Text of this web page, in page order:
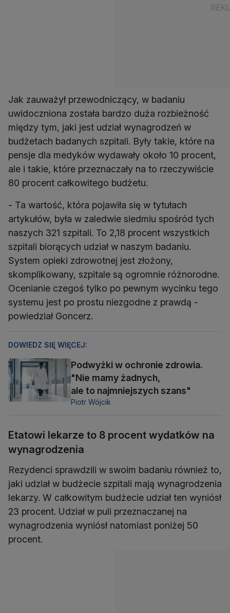
Jak zauważył przewodniczący, w badaniu
uwidoczniona została bardzo duża rozbieżność
między tym, jaki jest udział wynagrodzeń w
budżetach badanych szpitali. Były takie, które na
pensje dla medyków wydawały około 10 procent,
ale i takie, które przeznaczały na to rzeczywiście
80 procent całkowitego budżetu.
- Ta wartość, która pojawiła się w tytułach
artykułów, była w zaledwie siedmiu spośród tych
naszych 321 szpitali. To 2,18 procent wszystkich
szpitali biorących udział w naszym badaniu.
System opieki zdrowotnej jest złożony,
skomplikowany, szpitale są ogromnie różnorodne.
Ocenianie czegoś tylko po pewnym wycinku tego
systemu jest po prostu niezgodne z prawdą -
powiedział Goncerz.
DOWIEDZ SIĘ WIĘCEJ:
Podwyżki w ochronie zdrowia.
"Nie mamy żadnych,
ale to najmniejszych szans"
Piotr Wójcik
Etatowi lekarze to 8 procent wydatków na
wynagrodzenia
Rezydenci sprawdzili w swoim badaniu również to,
jaki udział w budżecie szpitali mają wynagrodzenia
lekarzy. W całkowitym budżecie udział ten wyniósł
23 procent. Udział w puli przeznaczanej na
wynagrodzenia wyniósł natomiast poniżej 50
procent.